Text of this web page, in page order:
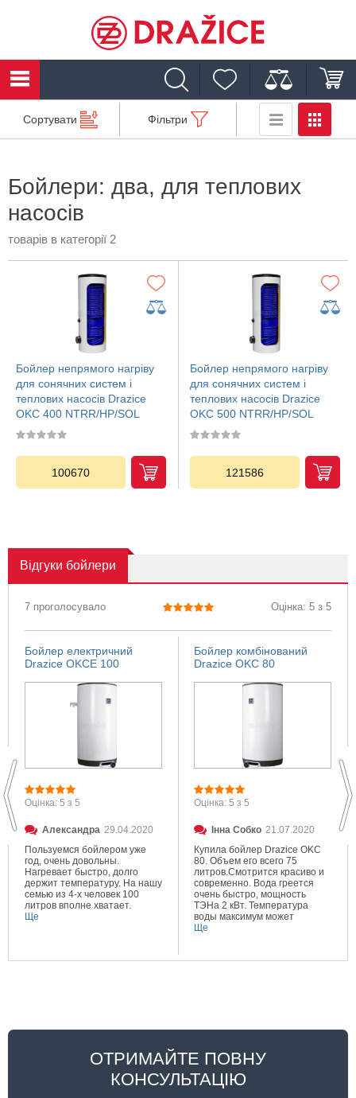
Сортувати Фільтри
Бойлери: два, для теплових
насосів
товарів в категорії 2
Бойлер непрямого нагріву
для сонячних систем і
теплових насосів Drazice
OKC 400 NTRR/HP/SOL
100670
Бойлер непрямого нагріву
для сонячних систем і
теплових насосів Drazice
OKC 500 NTRR/HP/SOL
121586
Відгуки бойлери
7 проголосувало Оцінка: 5 з 5
Бойлер електричний
Drazice OKCE 100
Оцінка: 5 з 5
Александра 29.04.2020
Пользуемся бойлером уже
год, очень довольны.
Нагревает быстро, долго
держит температуру. На нашу
семью из 4-х человек 100
литров вполне хватает.
Ще
Бойлер комбінований
Drazice OKC 80
Оцінка: 5 з 5
Інна Собко 21.07.2020
Купила бойлер Drazice OKC
80. Объем его всего 75
литров.Смотрится красиво и
современно. Вода греется
очень быстро, мощность
ТЭНа 2 кВт. Температура
воды максимум может
составлять 80 градусов.
Ще
ОТРИМАЙТЕ ПОВНУ
КОНСУЛЬТАЦІЮ